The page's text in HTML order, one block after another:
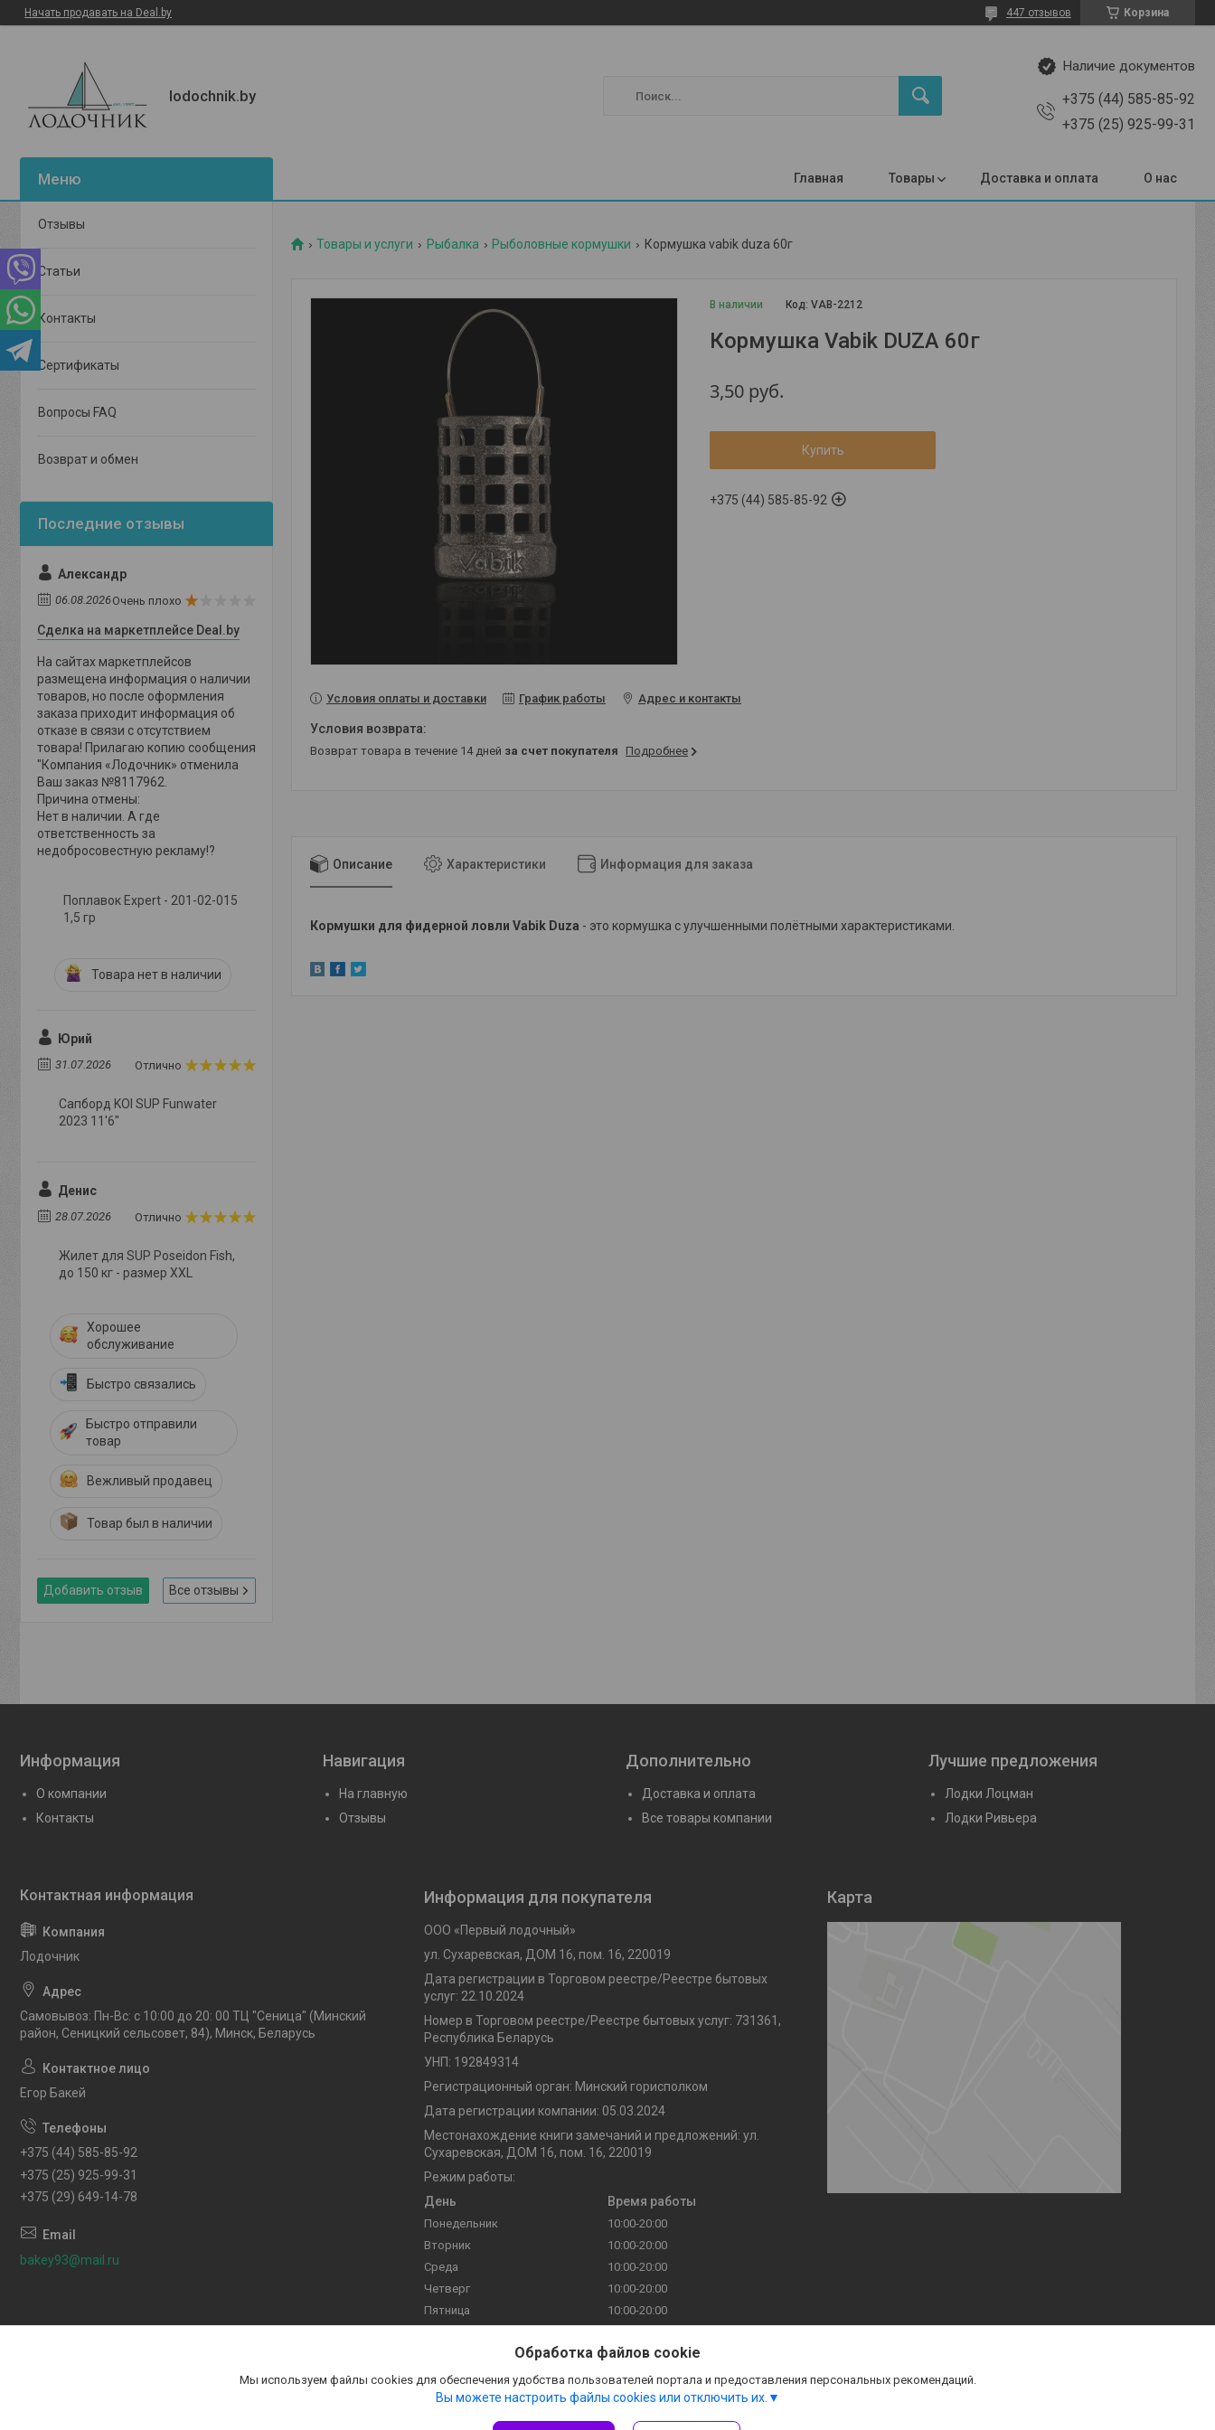
Начать продавать на Deal.by Корзина
447 отзывов
lodochnik.by
Наличие документов
+375 (44) 585-85-92
+375 (25) 925-99-31
Главная Товары Доставка и оплата О нас
Товары и услуги Рыбалка Рыболовные кормушки Кормушка vabik duza 60г
В наличии Код:VAB-2212
Кормушка Vabik DUZA 60г
3,50 руб.
Купить
+375 (44) 585-85-92
Условия оплаты и доставки График работы Адрес и контакты
возврат товара в течение 14 дней за счет покупателя Подробнее
Описание Характеристики Информация для заказа
Кормушки для фидерной ловли Vabik Duza - это кормушка с улучшенными полётными характеристиками.
Отзывы
Статьи
Контакты
Сертификаты
Вопросы FAQ
Возврат и обмен
Александр
06.08.2026Очень плохо
Сделка на маркетплейсе Deal.by
На сайтах маркетплейсов
размещена информация о наличии
товаров, но после оформления
заказа приходит информация об
отказе в связи с отсутствием
товара! Прилагаю копию сообщения
"Компания «Лодочник» отменила
Ваш заказ №8117962.
Причина отмены:
Нет в наличии. А где
ответственность за
недобросовестную рекламу!?
Поплавок Expert - 201-02-015
1,5 гр
Товара нет в наличии
Юрий
31.07.2026 Отлично
Сапборд KOI SUP Funwater
2023 11'6"
Денис
28.07.2026 Отлично
Жилет для SUP Poseidon Fish,
до 150 кг - размер XXL
Хорошее
обслуживание
Быстро связались
Быстро отправили
товар
Вежливый продавец
Товар был в наличии
Добавить отзыв Все отзывы
Информация
О компании
Контакты
Навигация
На главную
Отзывы
Дополнительно
Доставка и оплата
Все товары компании
Лучшие предложения
Лодки Лоцман
Лодки Ривьера
Лодочник
Самовывоз: Пн-Вс: с 10:00 до 20: 00 ТЦ "Сеница" (Минский
район, Сеницкий сельсовет, 84), Минск, Беларусь
Егор Бакей
+375 (44) 585-85-92
+375 (25) 925-99-31
+375 (29) 649-14-78
bakey93@mail.ru
Информация для покупателя
ООО «Первый лодочный»
ул. Сухаревская, ДОМ 16, пом. 16, 220019
Дата регистрации в Торговом реестре/Реестре бытовых
услуг: 22.10.2024
Номер в Торговом реестре/Реестре бытовых услуг: 731361,
Республика Беларусь
УНП: 192849314
Регистрационный орган: Минский горисполком
Дата регистрации компании: 05.03.2024
Местонахождение книги замечаний и предложений: ул.
Сухаревская, ДОМ 16, пом. 16, 220019
Режим работы:
День
Время работы
Понедельник
10:00-20:00
Вторник
10:00-20:00
Среда
10:00-20:00
Четверг
10:00-20:00
Пятница
10:00-20:00
10:00-20:00
Карта
Обработка файлов cookie
Мы используем файлы cookies для обеспечения удобства пользователей портала и предоставления персональных рекомендаций.
Вы можете настроить файлы cookies или отключить их.